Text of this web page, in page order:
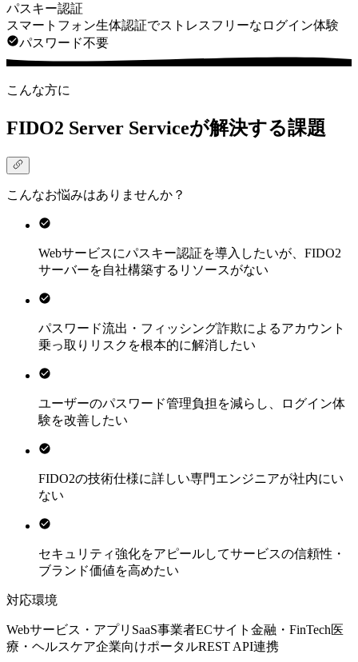
パスキー認証
スマートフォン生体認証でストレスフリーなログイン体験
パスワード不要
こんな方に
FIDO2 Server Serviceが解決する課題
こんなお悩みはありませんか？
Webサービスにパスキー認証を導入したいが、FIDO2
サーバーを自社構築するリソースがない
パスワード流出・フィッシング詐欺によるアカウント
乗っ取りリスクを根本的に解消したい
ユーザーのパスワード管理負担を減らし、ログイン体
験を改善したい
FIDO2の技術仕様に詳しい専門エンジニアが社内にい
ない
セキュリティ強化をアピールしてサービスの信頼性・
ブランド価値を高めたい
対応環境
Webサービス・アプリ SaaS事業者ECサイト 金融・FinTech医
療・ヘルスケア企業向けポータルREST API連携